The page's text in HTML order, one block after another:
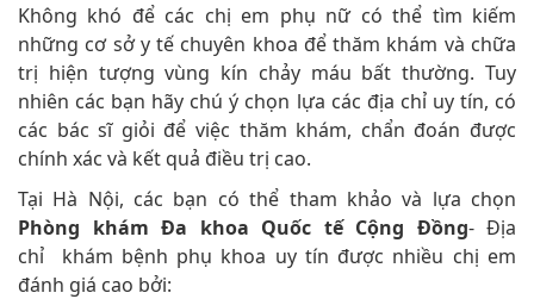
Không khó để các chị em phụ nữ có thể tìm kiếm
những cơ sở y tế chuyên khoa để thăm khám và chữa
trị hiện tượng vùng kín chảy máu bất thường. Tuy
nhiên các bạn hãy chú ý chọn lựa các địa chỉ uy tín, có
các bác sĩ giỏi để việc thăm khám, chẩn đoán được
chính xác và kết quả điều trị cao.
Tại Hà Nội, các bạn có thể tham khảo và lựa chọn
Phòng khám Đa khoa Quốc tế Cộng Đồng- Địa
chỉ khám bệnh phụ khoa uy tín được nhiều chị em
đánh giá cao bởi: